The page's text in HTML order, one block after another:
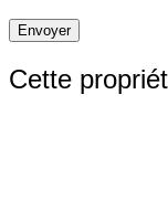
Envoyer
Cette